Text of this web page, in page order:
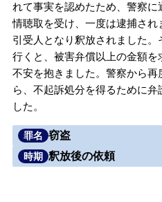
刑事事件について 知りた
刑事事件データベース
れて事実を認めたため、警察
情聴取を受け、一度は逮捕さ
引受人となり釈放されました
行くと、被害弁償以上の金額
不安を抱きました。警察から
ら、不起訴処分を得るために
した。
罪名 窃盗
時期 釈放後の依頼